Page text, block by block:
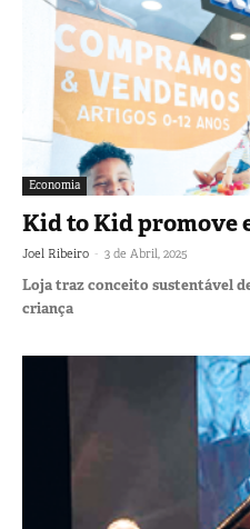
Economia
Kid to Kid promove
Joel Ribeiro - 3 de Abril, 2025
Loja traz conceito sustentável
criança